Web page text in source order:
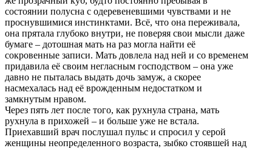
состоянии полусна с одеревеневшими чувствами и не
проснувшимися инстинктами. Всё, что она переживала,
она прятала глубоко внутри, не поверяя свои мысли даже
бумаге – дотошная мать на раз могла найти её
сокровенные записи. Мать довлела над ней и со временем
придавила её своим негласным господством – она уже
давно не пыталась выдать дочь замуж, а скорее
насмехалась над её врожденным недостатком и
замкнутым нравом.
Через пять лет после того, как рухнула страна, мать
рухнула в прихожей – и больше уже не встала.
Приехавший врач послушал пульс и спросил у серой
женщины неопределенного возраста, зыбко стоявшей над